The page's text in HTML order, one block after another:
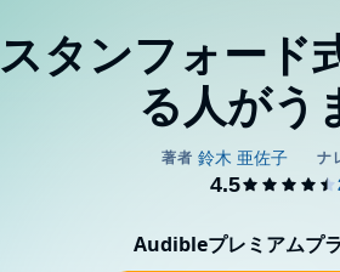
スタンフォード
る人がう
Audibleプレミアムプ